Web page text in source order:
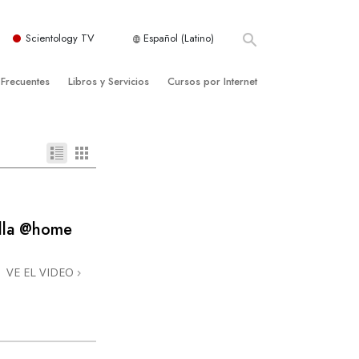
Scientology TV Español (Latino)
una Iglesia
Libros y Servicios
Introductorias
Iniciales
Cursos por Internet
Las Dinámicas de la Existencia
La Integridad y la Honestidad
La Escala Tonal Emocional
@home
VE EL VIDEO